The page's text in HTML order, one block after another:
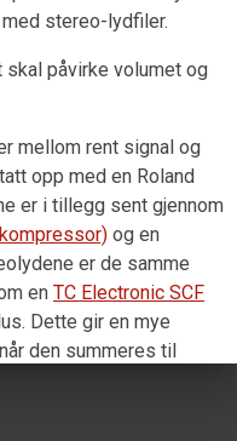
stereo-lydfiler.
skal påvirke volumet og
mellom rent signal og
opp med en Roland
er i tillegg sent gjennom
og en
er de samme
en TC Electronic SCF
Dette gir en mye
den summeres til